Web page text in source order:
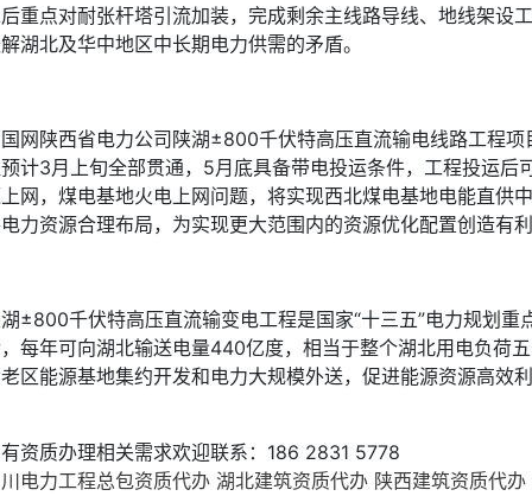
重点对耐张杆塔引流加装，完成剩余主线路导线、地线架设
湖北及华中地区中长期电力供需的矛盾。
网陕西省电力公司陕湖±800千伏特高压直流输电线路工程项
计3月上旬全部贯通，5月底具备带电投运条件，工程投运后
网，煤电基地火电上网问题，将实现西北煤电基地电能直供
力资源合理布局，为实现更大范围内的资源优化配置创造有
±800千伏特高压直流输变电工程是国家“十三五”电力规划重
每年可向湖北输送电量440亿度，相当于整个湖北用电负荷
区能源基地集约开发和电力大规模外送，促进能源资源高效
资质办理相关需求欢迎联系：186 2831 5778
电力工程总包资质代办 湖北建筑资质代办 陕西建筑资质代办